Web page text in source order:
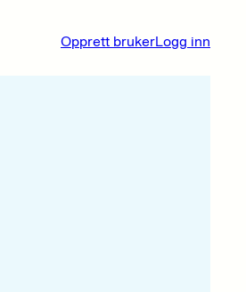
Opprett brukerLogg inn